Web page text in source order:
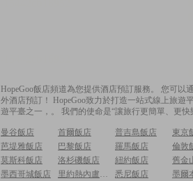
HopeGoo飯店頻道為您提供酒店預訂服務。 您可
外酒店預訂！ HopeGoo致力於打造一站式線上旅
遊平臺之一，。 我們的使命是“讓旅行更簡單、更
曼谷飯店 首爾飯店 普吉島飯店
東京
芭堤雅飯店
巴黎飯店 羅馬飯店
倫敦
莫斯科飯店
洛杉磯飯店 紐約飯店
舊金
墨西哥城飯店
里約熱內盧飯店 悉尼飯店 墨爾